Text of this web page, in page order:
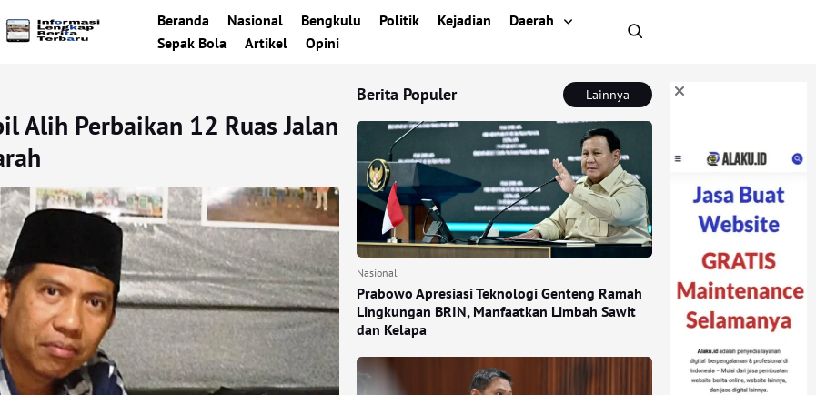
Beranda Nasional Bengkulu Politik Kejadian
Daerah
Sepak Bola
Artikel Opini
Alih Perbaikan 12 Ruas Jalan
Berita Populer Lainnya
Nasional
Prabowo Apresiasi Teknologi Genteng Ramah
Lingkungan BRIN, Manfaatkan Limbah Sawit
dan Kelapa